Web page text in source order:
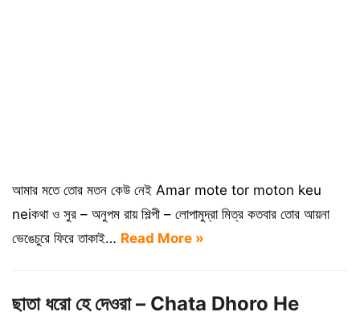
আমার মতে তোর মতন কেউ নেই Amar mote tor moton keu
neiকথা ও সুর – অনুপম রায় শিল্পী – লোপামুদ্রা মিত্র কতবার তোর আয়না
ভেঙেচুরে ফিরে তাকাই… Read More »
ছাতা ধরো হে দেওরা – Chata Dhoro He